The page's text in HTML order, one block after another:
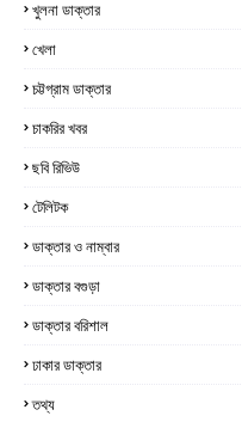
খুলনা ডাক্তার
খেলা
চট্টগ্রাম ডাক্তার
চাকরির খবর
ছবি রিভিউ
টেলিটক
ডাক্তার ও নাম্বার
ডাক্তার বগুড়া
ডাক্তার বরিশাল
ঢাকার ডাক্তার
তথ্য